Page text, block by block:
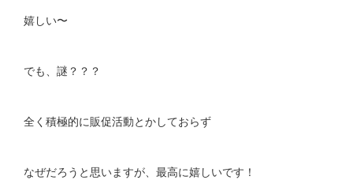
嬉しい〜
でも、謎？？？
全く積極的に販促活動とかしておらず
なぜだろうと思いますが、最高に嬉しいです！